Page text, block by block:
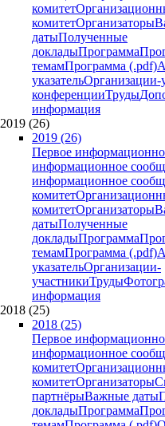
комитет
комитетОрганизаторы
датыПолученные
докладыПрограмма
темамПрограмма (.pdf)
указательОрганизации-
конференцииТруды
информация
2019 (26)
2019 (26)
Первое
информационное
информационное
комитет
комитетОрганизаторы
датыПолученные
докладыПрограмма
темамПрограмма (.pdf)
указательОрганизации-
участникиТруды
информация
2018 (25)
2018 (25)
Первое
информационное
комитет
комитетОрганизаторы
партнёрыВажные даты
докладыПрограмма